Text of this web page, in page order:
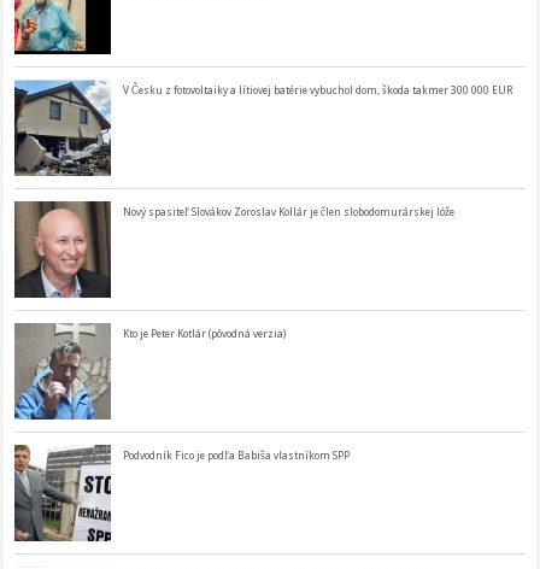
V Česku z fotovoltaiky a lítiovej batérie vybuchol dom, škoda takmer 300 000 EUR
Nový spasiteľ Slovákov Zoroslav Kollár je člen slobodomurárskej lóže
Kto je Peter Kotlár (pôvodná verzia)
Podvodník Fico je podľa Babiša vlastníkom SPP